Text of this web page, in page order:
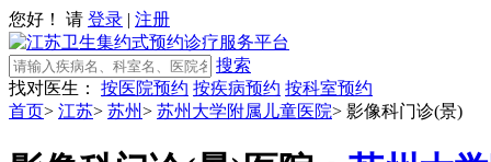
您好！ 请 登录 | 注册
搜索
找对医生：
按医院预约 按疾病预约 按科室预约
首页> 江苏> 苏州> 苏州大学附属儿童医院> 影像科门诊(景)